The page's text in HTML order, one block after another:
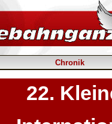
Chronik
22.